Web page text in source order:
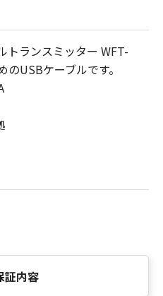
トランスミッター WFT-
USBケーブルです。
証内容